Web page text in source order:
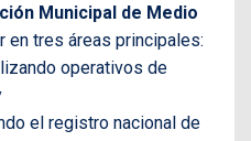
Municipal de Medio
en tres áreas principales:
operativos de
el registro nacional de